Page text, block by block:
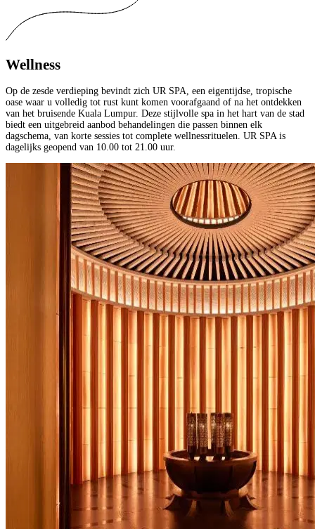
Wellness
Op de zesde verdieping bevindt zich UR SPA, een eigentijdse, tropische
oase waar u volledig tot rust kunt komen voorafgaand of na het ontdekken
van het bruisende Kuala Lumpur. Deze stijlvolle spa in het hart van de stad
biedt een uitgebreid aanbod behandelingen die passen binnen elk
dagschema, van korte sessies tot complete wellnessrituelen. UR SPA is
dagelijks geopend van 10.00 tot 21.00 uur.